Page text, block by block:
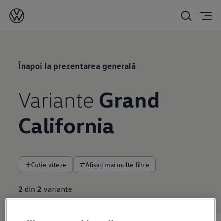
Înapoi la prezentarea generală
Variante Grand
California
Cutie viteze Afișați mai multe filtre
2 din 2 variante